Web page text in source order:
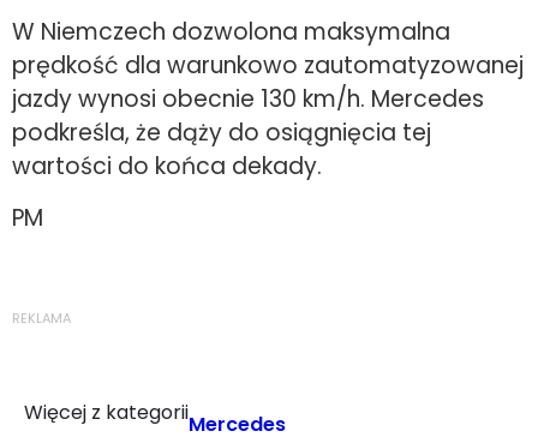
W Niemczech dozwolona maksymalna
prędkość dla warunkowo zautomatyzowanej
jazdy wynosi obecnie 130 km/h. Mercedes
podkreśla, że dąży do osiągnięcia tej
wartości do końca dekady.
PM
REKLAMA
Więcej z kategoriiMercedes